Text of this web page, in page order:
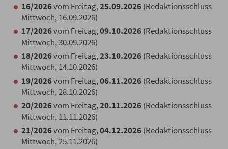
16/2026vom Freitag,25.09.2026(Redaktionsschluss
Mittwoch, 16.09.2026)
17/2026vom Freitag,09.10.2026(Redaktionsschluss
Mittwoch, 30.09.2026)
18/2026vom Freitag,23.10.2026(Redaktionsschluss
Mittwoch, 14.10.2026)
19/2026vom Freitag,06.11.2026(Redaktionsschluss
Mittwoch, 28.10.2026)
20/2026vom Freitag,20.11.2026(Redaktionsschluss
Mittwoch, 11.11.2026)
21/2026vom Freitag,04.12.2026(Redaktionsschluss
Mittwoch, 25.11.2026)